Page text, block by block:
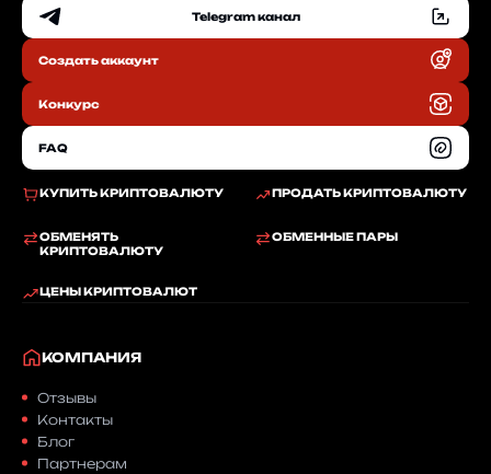
КУПИТЬ КРИПТОВАЛЮТУ ПРОДАТЬ КРИПТОВАЛЮТУ
ОБМЕНЯТЬ
КРИПТОВАЛЮТУ
ОБМЕННЫЕ ПАРЫ
ЦЕНЫ КРИПТОВАЛЮТ
EN Telegram канал
Создать аккаунт
Конкурс
FAQ
КОМПАНИЯ
Отзывы
Контакты
Блог
Партнерам